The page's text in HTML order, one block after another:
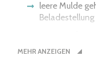
leere Mulde
MEHR ANZEIGEN